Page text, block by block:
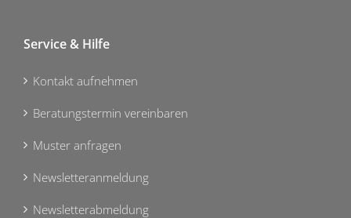
Service & Hilfe
Kontakt aufnehmen
Beratungstermin vereinbaren
Muster anfragen
Newsletteranmeldung
Newsletterabmeldung